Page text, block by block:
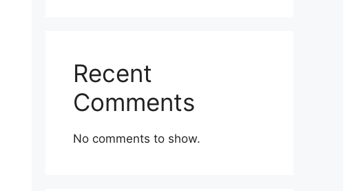
Recent
Comments
No comments to show.